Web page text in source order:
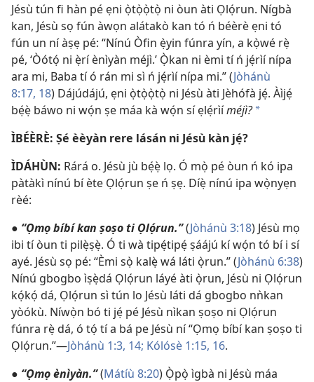
Jésù tún fi hàn pé ẹni ọ̀tọ̀ọ̀tọ̀ ni òun àti Ọlọ́run. Nígbà
kan, Jésù sọ fún àwọn alátakò kan tó ń béèrè ẹni tó
fún un ní àṣẹ pé: “Nínú Òfin ẹ̀yin fúnra yín, a kọ̀wé rẹ̀
pé, ‘Òótọ́ ni ẹ̀rí ènìyàn méjì.’ Ọ̀kan ni èmi tí ń jẹ́rìí nípa
ara mi, Baba tí ó rán mi sì ń jẹ́rìí nípa mi.” (Jòhánù
8:17, 18) Dájúdájú, ẹni ọ̀tọ̀ọ̀tọ̀ ni Jésù àti Jèhófà jẹ́. Àìjẹ́
bẹ́ẹ̀ báwo ni wọ́n ṣe máa kà wọ́n sí ẹlẹ́rìíméjì? *
ÌBÉÈRÈ: Ṣé èèyàn rere lásán ni Jésù kàn jẹ́?
ÌDÁHÙN: Rárá o. Jésù jù bẹ́ẹ̀ lọ. Ó mọ̀ pé òun ń kó ipa
pàtàkì nínú bí ète Ọlọ́run ṣe ń ṣẹ. Díẹ̀ nínú ipa wọ̀nyẹn
rèé:
● “Ọmọ bíbí kan ṣoṣo ti Ọlọ́run.”(Jòhánù 3:18) Jésù mọ
ibi tí òun ti pilẹ̀ṣẹ̀. Ó ti wà tipẹ́tipẹ́ ṣáájú kí wọ́n tó bí i sí
ayé. Jésù sọ pé: “Èmi sọ̀ kalẹ̀ wá láti ọ̀run.” (Jòhánù 6:38)
Nínú gbogbo ìṣẹ̀dá Ọlọ́run láyé àti ọ̀run, Jésù ni Ọlọ́run
kọ́kọ́ dá, Ọlọ́run sì tún lo Jésù láti dá gbogbo nǹkan
yòókù. Níwọ̀n bó ti jẹ́ pé Jésù nìkan ṣoṣo ni Ọlọ́run
fúnra rẹ̀ dá, ó tọ́ tí a bá pe Jésù ní “Ọmọ bíbí kan ṣoṣo ti
Ọlọ́run.”—Jòhánù 1:3, 14; Kólósè 1:15, 16.
● “Ọmọ ènìyàn.”(Mátíù 8:20) Ọ̀pọ̀ ìgbà ni Jésù máa